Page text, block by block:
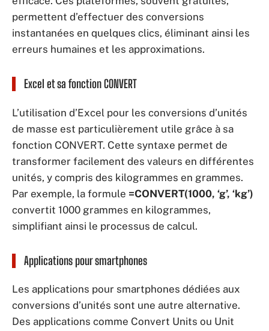
permettent d’effectuer des conversions
instantanées en quelques clics, éliminant ainsi les
erreurs humaines et les approximations.
Excel et sa fonction CONVERT
L’utilisation d’Excel pour les conversions d’unités
de masse est particulièrement utile grâce à sa
fonction CONVERT. Cette syntaxe permet de
transformer facilement des valeurs en différentes
unités, y compris des kilogrammes en grammes.
Par exemple, la formule =CONVERT(1000, ‘g’, ‘kg’)
convertit 1000 grammes en kilogrammes,
simplifiant ainsi le processus de calcul.
Applications pour smartphones
Les applications pour smartphones dédiées aux
conversions d’unités sont une autre alternative.
Des applications comme Convert Units ou Unit